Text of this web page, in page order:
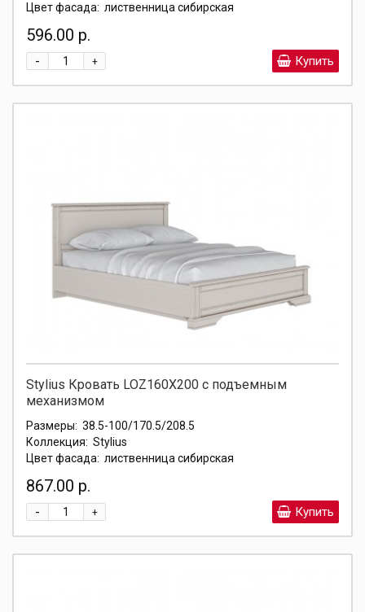
Цвет фасада: лиственница сибирская
596.00 р.
+
- Купить
Stylius Кровать LOZ160X200 с подъемным
механизмом
Размеры: 38.5-100/170.5/208.5
Коллекция: Stylius
Цвет фасада: лиственница сибирская
867.00 р.
+
- Купить